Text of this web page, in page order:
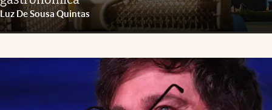
Luz De Sousa Quintas